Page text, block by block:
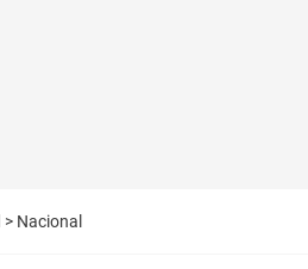
> Nacional